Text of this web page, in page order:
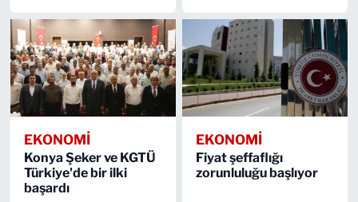
EKONOMİ
Konya Şeker ve KGTÜ
Türkiye'de bir ilki
başardı
EKONOMİ
Fiyat şeffaflığı
zorunluluğu başlıyor